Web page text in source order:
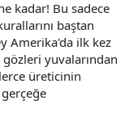
kadar! Bu sadece
baştan
Amerika'da ilk kez
yuvalarından
üreticinin